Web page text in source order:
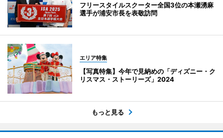
フリースタイルスクーター全国3位の本瀬湧麻
選手が浦安市長を表敬訪問
エリア特集
【写真特集】今年で見納めの「ディズニー・ク
リスマス・ストーリーズ」2024
もっと見る